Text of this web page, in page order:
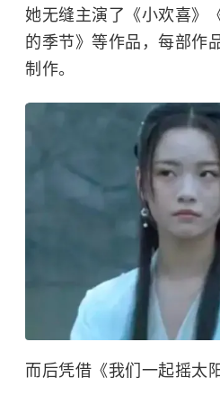
她无缝主演了《小欢喜》
的季节》等作品，每部作
制作。
而后凭借《我们一起摇太